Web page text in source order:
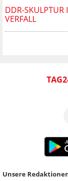
DDR-SKULPTUR
VERFALL
Unsere